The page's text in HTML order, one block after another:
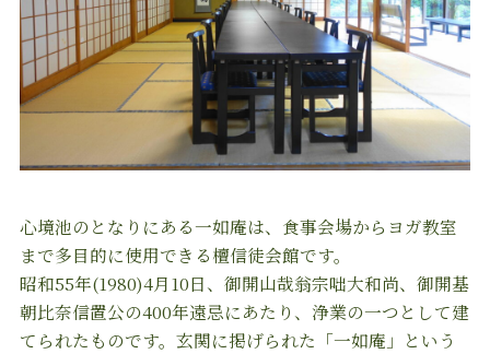
心境池のとなりにある一如庵は、食事会場からヨガ教室
まで多目的に使用できる檀信徒会館です。
昭和55年(1980)4月10日、御開山哉翁宗咄大和尚、御開基
朝比奈信置公の400年遠忌にあたり、浄業の一つとして建
てられたものです。玄関に掲げられた「一如庵」という